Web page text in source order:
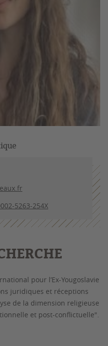
5263-254X
pour l’Ex-Yougoslavie
juridiques et réceptions
de la dimension religieuse
et post-conflictuelle".